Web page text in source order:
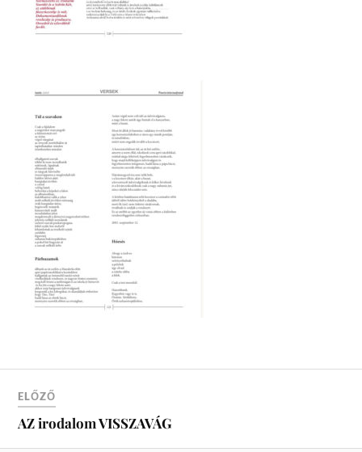
ELŐZŐ
AZ irodalom VISSZAVÁG